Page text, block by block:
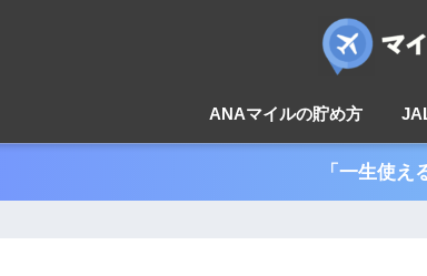
ANAマイルの貯め方
「一生使え